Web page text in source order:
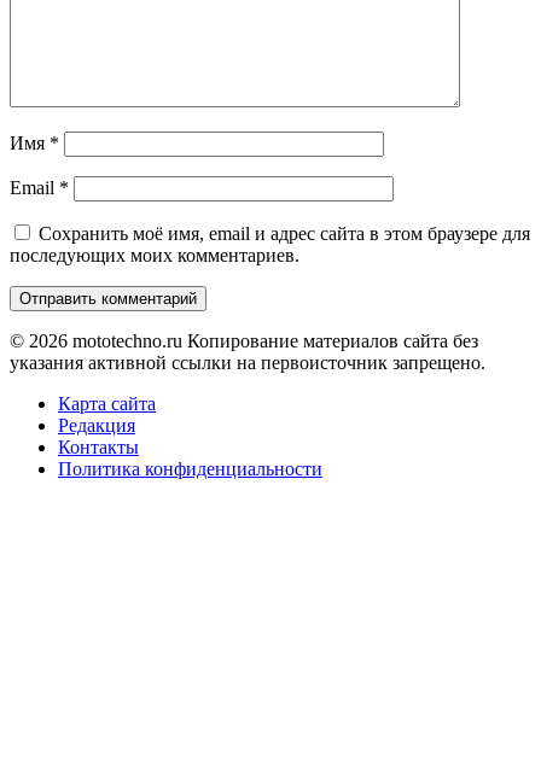
Имя *
Email *
Сохранить моё имя, email и адрес сайта в этом браузере для
последующих моих комментариев.
© 2026 mototechno.ru Копирование материалов сайта без
указания активной ссылки на первоисточник запрещено.
Карта сайта
Редакция
Контакты
Политика конфиденциальности